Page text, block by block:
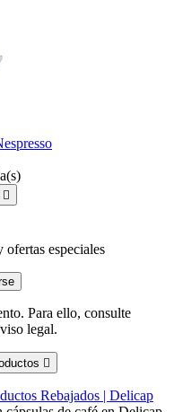

ofertas especiales
Para ello, consulte
legal.

Rebajados | Delicap